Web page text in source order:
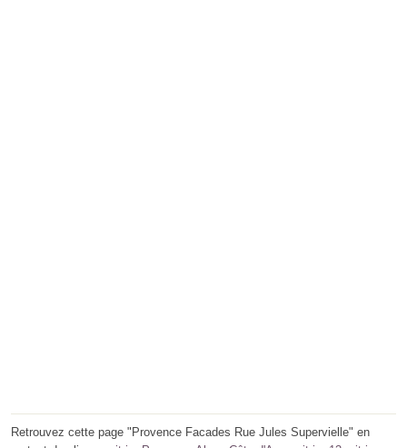
Retrouvez cette page "Provence Facades Rue Jules Supervielle" en